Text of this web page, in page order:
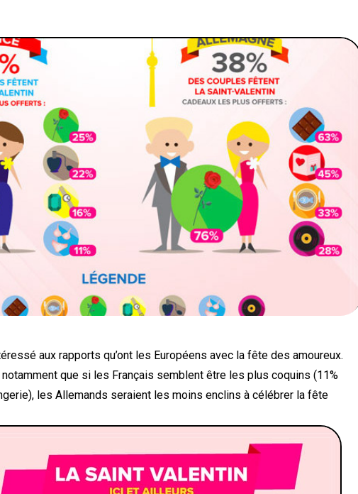
aux rapports qu’ont les Européens avec la fête des amoureux.
que si les Français semblent être les plus coquins (11%
les Allemands seraient les moins enclins à célébrer la fête